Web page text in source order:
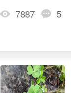
7887 5